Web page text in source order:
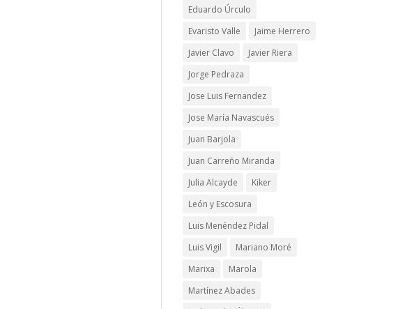
Eduardo Úrculo
Evaristo Valle
Jaime Herrero
Javier Clavo
Javier Riera
Jorge Pedraza
Jose Luis Fernandez
Jose María Navascués
Juan Barjola
Juan Carreño Miranda
Julia Alcayde
Kiker
León y Escosura
Luis Menéndez Pidal
Luis Vigil
Mariano Moré
Marixa
Marola
Martínez Abades